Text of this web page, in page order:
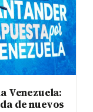
Venezuela:
de nuevos